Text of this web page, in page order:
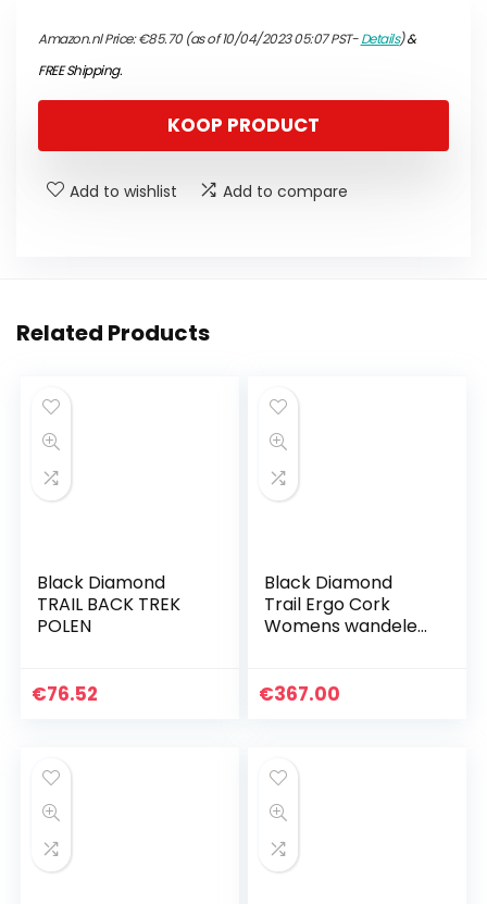
Amazon.nl Price:€85.70(as of 10/04/2023 05:07 PST-Details)&
FREE Shipping.
KOOP PRODUCT
Add to wishlist Add to compare
Related Products
Black Diamond
TRAIL BACK TREK
POLEN
€76.52
Black Diamond
Trail Ergo Cork
Womens wandelen
€367.00